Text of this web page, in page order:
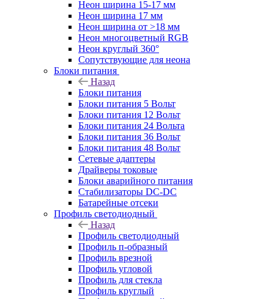
Неон ширина 15-17 мм
Неон ширина 17 мм
Неон ширина от >18 мм
Неон многоцветный RGB
Неон круглый 360°
Сопутствующие для неона
Блоки питания
Назад
Блоки питания
Блоки питания 5 Вольт
Блоки питания 12 Вольт
Блоки питания 24 Вольта
Блоки питания 36 Вольт
Блоки питания 48 Вольт
Сетевые адаптеры
Драйверы токовые
Блоки аварийного питания
Стабилизаторы DC-DC
Батарейные отсеки
Профиль светодиодный
Назад
Профиль светодиодный
Профиль п-образный
Профиль врезной
Профиль угловой
Профиль для стекла
Профиль круглый